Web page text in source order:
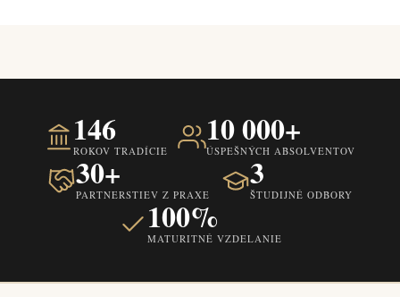
146
ROKOV TRADÍCIE
10 000+
ÚSPEŠNÝCH ABSOLVENTOV
30+
PARTNERSTIEV Z PRAXE
3
ŠTUDIJNÉ ODBORY
100%
MATURITNÉ VZDELANIE